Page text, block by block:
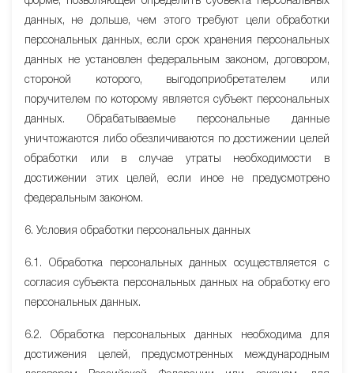
данных, не дольше, чем этого требуют цели обработки
персональных данных, если срок хранения персональных
данных не установлен федеральным законом, договором,
стороной которого, выгодоприобретателем или
поручителем по которому является субъект персональных
данных. Обрабатываемые персональные данные
уничтожаются либо обезличиваются по достижении целей
обработки или в случае утраты необходимости в
достижении этих целей, если иное не предусмотрено
федеральным законом.
6. Условия обработки персональных данных
6.1. Обработка персональных данных осуществляется с
согласия субъекта персональных данных на обработку его
персональных данных.
6.2. Обработка персональных данных необходима для
достижения целей, предусмотренных международным